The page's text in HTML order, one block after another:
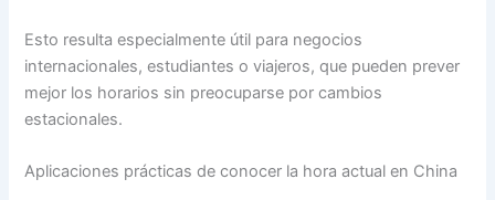
Esto resulta especialmente útil para negocios
internacionales, estudiantes o viajeros, que pueden prever
mejor los horarios sin preocuparse por cambios
estacionales.
Aplicaciones prácticas de conocer la hora actual en China